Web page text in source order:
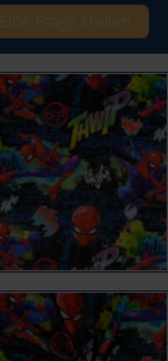
Eine Frage stellen